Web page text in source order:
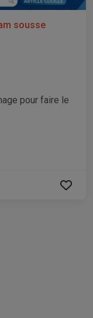
sousse
pour faire le